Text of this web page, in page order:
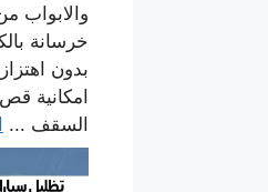
والابواب
خرسانة
بدون
امكانية
السقف ...